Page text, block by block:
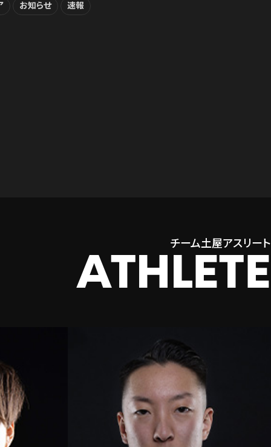
お知らせ 速報
チーム土屋アスリート